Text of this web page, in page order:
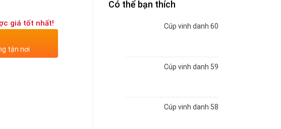
Có thể bạn thích
Cúp vinh danh 60
Cúp vinh danh 59
Cúp vinh danh 58
giá tốt nhất!
tận nơi